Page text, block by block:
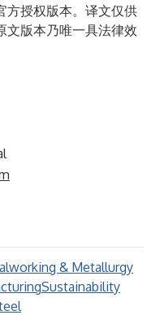
方授权版本。译文仅供
文版本乃唯一具法律效
& Metallurgy
Sustainability